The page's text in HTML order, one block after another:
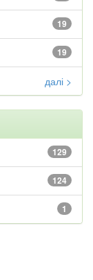
19
19
далі >
129
124
1